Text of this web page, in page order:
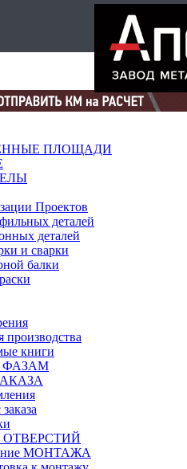
ПЛОЩАДИ
Проектов
деталей
деталей
и сварки
балки
производства
книги
ФАЗАМ
МОНТАЖА